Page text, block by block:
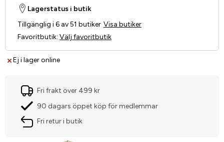
Ej i lager online
Lagerstatus i butik
Tillgänglig i 6 av 51 butiker Visa butiker
Favoritbutik: Välj favoritbutik
Fri frakt över 499 kr
90 dagars öppet köp för medlemmar
Fri retur i butik